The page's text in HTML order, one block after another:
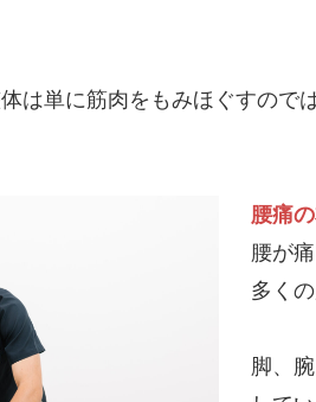
は単に筋肉をもみほぐすので
腰痛
腰が
多く
脚、